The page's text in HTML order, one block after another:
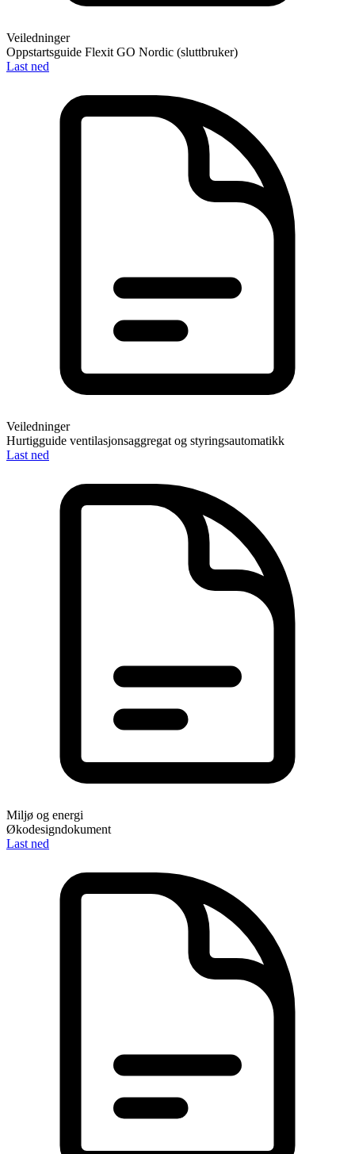
Veiledninger
Oppstartsguide Flexit GO Nordic (sluttbruker)
Last ned
Veiledninger
Hurtigguide ventilasjonsaggregat og styringsautomatikk
Last ned
Miljø og energi
Økodesigndokument
Last ned